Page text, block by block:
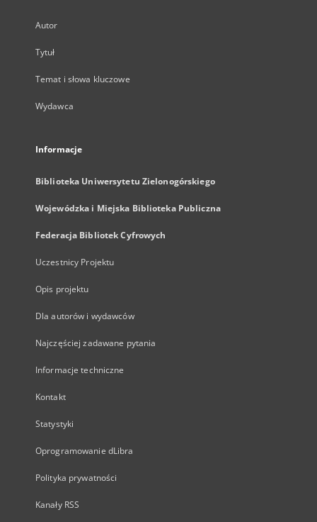
Autor
Tytuł
Temat i słowa kluczowe
Wydawca
Informacje
Biblioteka Uniwersytetu Zielonogórskiego
Wojewódzka i Miejska Biblioteka Publiczna
Federacja Bibliotek Cyfrowych
Uczestnicy Projektu
Opis projektu
Dla autorów i wydawców
Najczęściej zadawane pytania
Informacje techniczne
Kontakt
Statystyki
Oprogramowanie dLibra
Polityka prywatności
Kanały RSS